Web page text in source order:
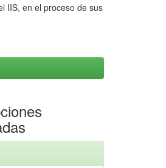
IIS, en el proceso de sus